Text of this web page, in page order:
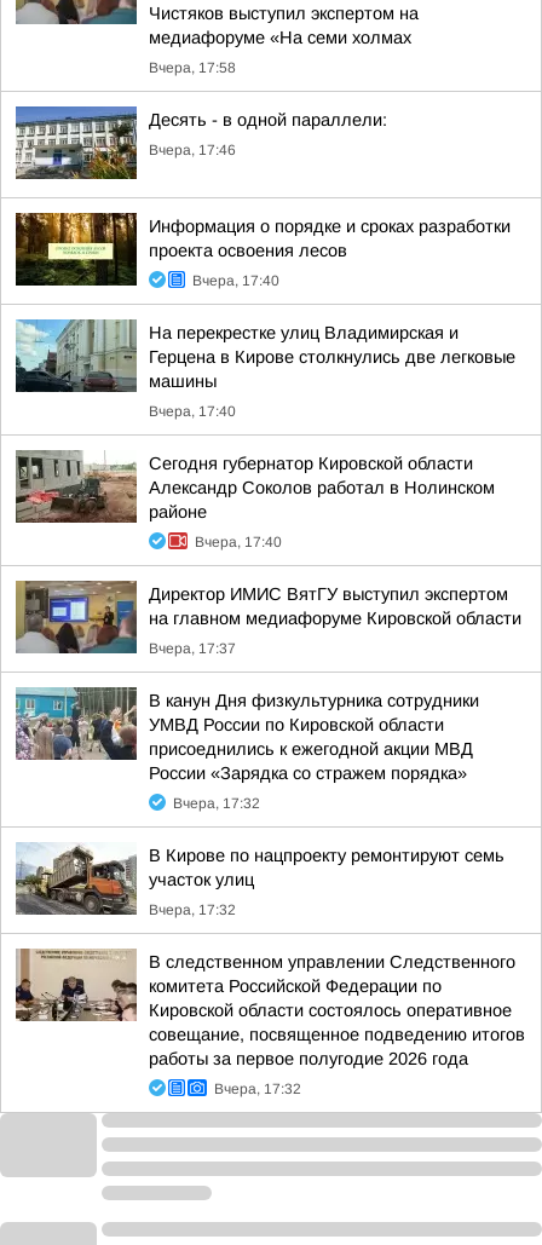
Чистяков выступил экспертом на
медиафоруме «На семи холмах
Вчера, 17:58
Десять - в одной параллели:
Вчера, 17:46
Информация о порядке и сроках разработки
проекта освоения лесов
Вчера, 17:40
На перекрестке улиц Владимирская и
Герцена в Кирове столкнулись две легковые
машины
Вчера, 17:40
Сегодня губернатор Кировской области
Александр Соколов работал в Нолинском
районе
Вчера, 17:40
Директор ИМИС ВятГУ выступил экспертом
на главном медиафоруме Кировской области
Вчера, 17:37
В канун Дня физкультурника сотрудники
УМВД России по Кировской области
присоеднились к ежегодной акции МВД
России «Зарядка со стражем порядка»
Вчера, 17:32
В Кирове по нацпроекту ремонтируют семь
участок улиц
Вчера, 17:32
В следственном управлении Следственного
комитета Российской Федерации по
Кировской области состоялось оперативное
совещание, посвященное подведению итогов
работы за первое полугодие 2026 года
Вчера, 17:32